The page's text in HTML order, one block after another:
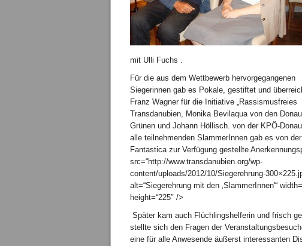
mit Ulli Fuchs .
Für die aus dem Wettbewerb hervorgegangenen
Siegerinnen gab es Pokale, gestiftet und
Franz Wagner für die Initiative „Rassismusfreies
Transdanubien, Monika Bevilaqua von den
Grünen und Johann Höllisch. von der KPÖ-
alle teilnehmenden SlammerInnen gab es von
Fantastica zur Verfügung gestellte
src=“http://www.transdanubien.org/wp-
content/uploads/2012/10/Siegerehrung-
alt=“Siegerehrung mit den ‚SlammerInnen'“
height=“225″ />
Später kam auch Flüchlingshelferin und frisch
stellte sich den Fragen der
eine für alle Anwesende äußerst interessanten